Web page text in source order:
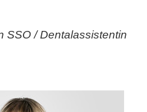
SSO / Dentalassistentin